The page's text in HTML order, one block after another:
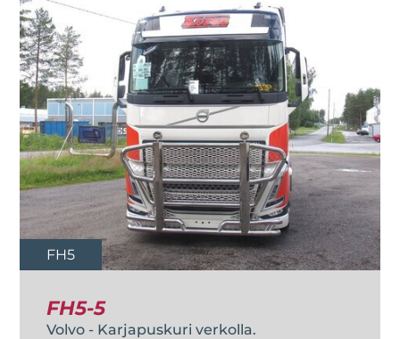
FH5
FH5-5
Volvo - Karjapuskuri verkolla.